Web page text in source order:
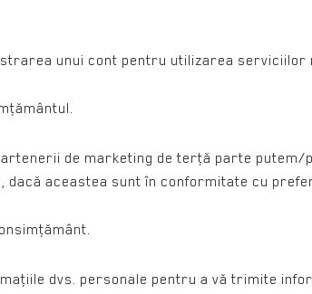
unui cont pentru utilizarea serviciilor
de marketing de terţă parte putem/
aceastea sunt în conformitate cu
dvs. personale pentru a vă trimite